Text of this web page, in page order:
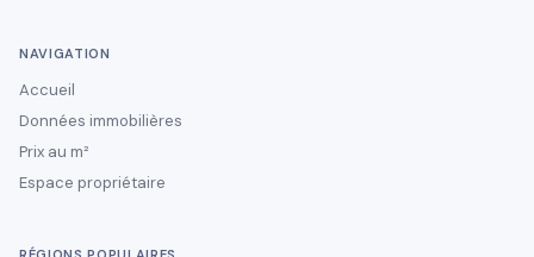
NAVIGATION
Accueil
Données immobilières
Prix au m²
Espace propriétaire